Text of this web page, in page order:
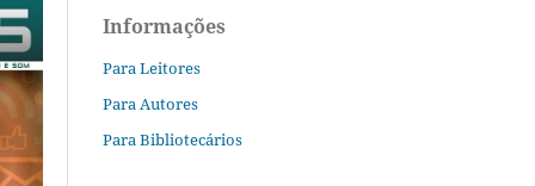
Informações
Para Leitores
Para Autores
Para Bibliotecários